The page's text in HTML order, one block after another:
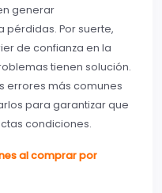
generar
pérdidas. Por suerte,
de confianza en la
tienen solución.
errores más comunes
para garantizar que
condiciones.
al comprar por